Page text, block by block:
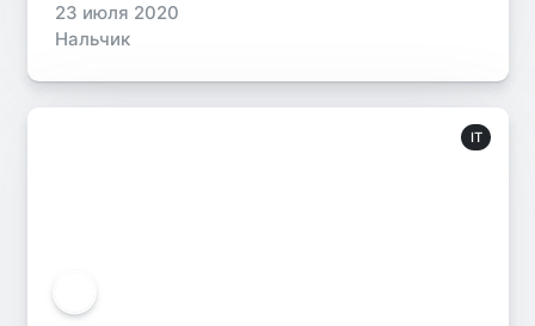
23 июля 2020
Нальчик
IT